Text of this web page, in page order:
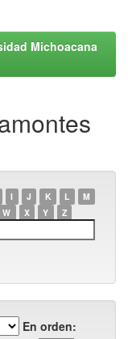
Michoacana
I J K L
M
W X Y Z
En orden: